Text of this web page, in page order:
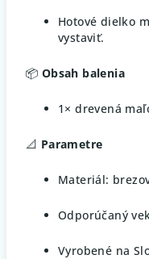
Hotové dielko
vystaviť.
📦 Obsah balenia
1× drevená
📐 Parametre
Materiál:
Odporúčaný
Vyrobené na